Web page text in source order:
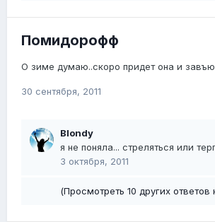
Помидорофф
О зиме думаю..скоро придет она и
30 сентября, 2011
Blondy
я не поняла... стреляться или
3 октября, 2011
(Просмотреть 10 других ответов